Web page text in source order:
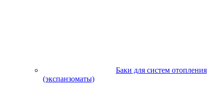
Баки для систем отопления
(экспанзоматы)